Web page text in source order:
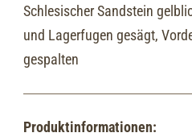
Schlesischer Sandstein
und Lagerfugen gesägt,
gespalten
Produktinformationen: